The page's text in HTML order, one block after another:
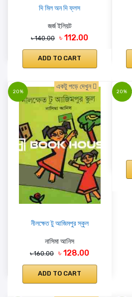
দি মিল অন দি ফ্লস
জর্জ ইলিয়ট
৳ 140.00 ৳ 112.00
ADD TO CART
20%
একটু পড়ে দেখুন
নীলক্ষেত টু আজিমপুর স্কুল
নাসিমা আনিস
৳ 160.00 ৳ 128.00
ADD TO CART
20%